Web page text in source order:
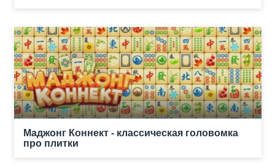
Маджонг Коннект - классическая головомка
про плитки